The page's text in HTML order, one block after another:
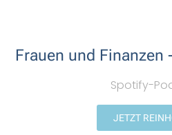
Frauen und Finanzen
Spotify-
JETZT